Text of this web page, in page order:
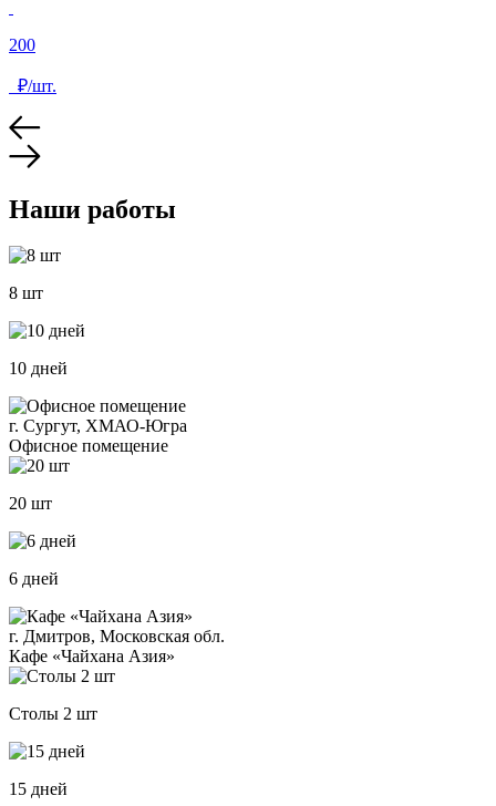
200
₽/шт.
Наши работы
8 шт
10 дней
г. Сургут, ХМАО-Югра
Офисное помещение
20 шт
6 дней
г. Дмитров, Московская обл.
Кафе «Чайхана Азия»
Столы 2 шт
15 дней